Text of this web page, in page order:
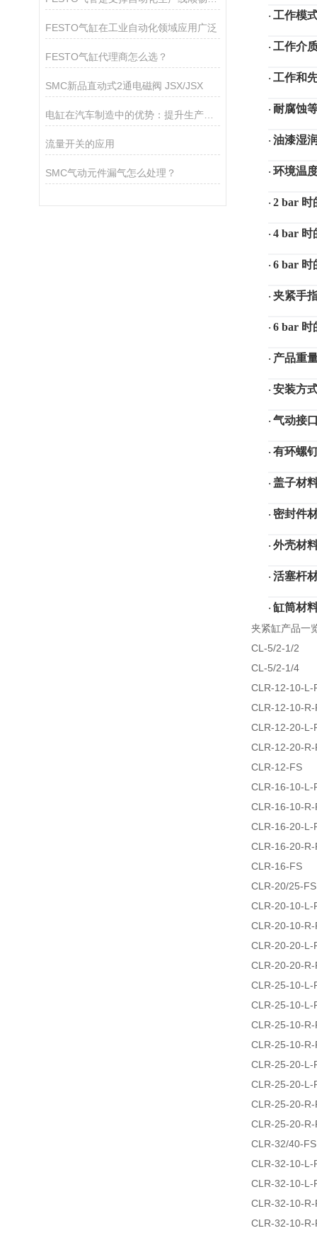
FESTO气缸在工业自动化领域应用广泛
FESTO气缸代理商怎么选？
SMC新品直动式2通电磁阀 JSX/JSX
电缸在汽车制造中的优势：提升生产线的灵活性和效率
流量开关的应用
SMC气动元件漏气怎么处理？
· 工作模
· 工作介
· 工作和
· 耐腐蚀
· 油漆湿
· 环境温
· 2 bar 时
· 4 bar 时
· 6 bar 时
· 夹紧手
· 6 bar 时
· 产品重
· 安装方
· 气动接
· 有环螺
· 盖子材
· 密封件
· 外壳材
· 活塞杆
· 缸筒材
夹紧缸产品一
CL-5/2-1/2
CL-5/2-1/4
CLR-12-10-L-
CLR-12-10-R-
CLR-12-20-L-
CLR-12-20-R-
CLR-12-FS
CLR-16-10-L-
CLR-16-10-R-
CLR-16-20-L-
CLR-16-20-R-
CLR-16-FS
CLR-20/25-FS
CLR-20-10-L-
CLR-20-10-R-
CLR-20-20-L-
CLR-20-20-R-
CLR-25-10-L-
CLR-25-10-L-
CLR-25-10-R-
CLR-25-10-R-
CLR-25-20-L-
CLR-25-20-L-
CLR-25-20-R-
CLR-25-20-R-
CLR-32/40-FS
CLR-32-10-L-
CLR-32-10-L-
CLR-32-10-R-
CLR-32-10-